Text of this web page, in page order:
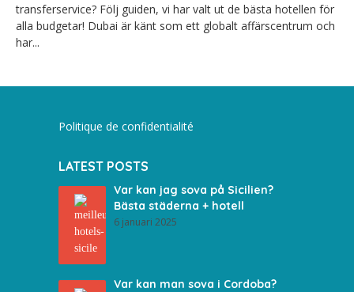
transferservice? Följ guiden, vi har valt ut de bästa hotellen för
alla budgetar! Dubai är känt som ett globalt affärscentrum och
har...
Politique de confidentialité
LATEST POSTS
Var kan jag sova på Sicilien?
Bästa städerna + hotell
6 januari 2025
Var kan man sova i Cordoba?